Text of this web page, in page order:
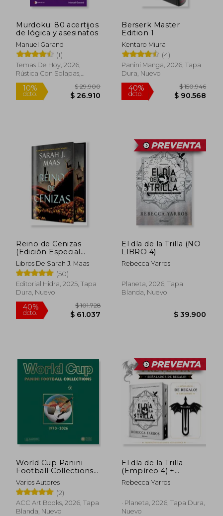
Murdoku: 80 acertijos
de lógica y asesinatos
Manuel Garand
(1)
Temas De Hoy, 2026,
Rústica Con Solapas,
Nuevo
dcto. $ 26.910
Berserk Master
Edition 1
Kentaro Miura
(4)
Panini Manga, 2026, Tapa
Dura, Nuevo
40%
dcto.
Reino de Cenizas
(Edición Especial
Limitada) de Sarah j.
Maas(Editorial Hidra)
Libros De Sarah J. Maas
(50)
Editorial Hidra, 2025, Tapa
Dura, Nuevo
40%
El día de la Trilla (NO
LIBRO 4)
Rebecca Yarros
Planeta, 2026, Tapa
Blanda, Nuevo
$
World Cup Panini
Football Collections
1970-2026 (en Inglés)
Varios Autores
(2)
ACC Art Books, 2026, Tapa
Blanda, Nuevo
El día de la Trilla
(Empíreo 4) +
señalador de regalo!
Rebecca Yarros
· Planeta, 2026, Tapa Dura,
Nuevo